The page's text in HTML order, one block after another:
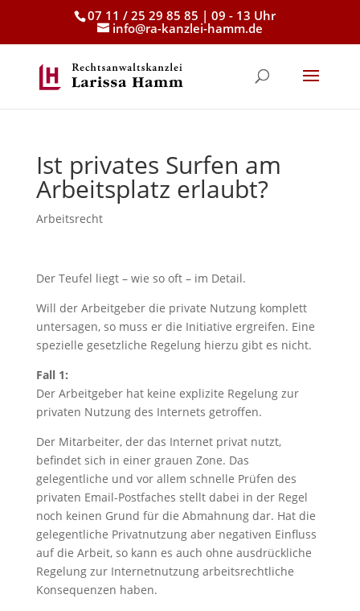
07 11 / 25 29 85 85 | 09 - 13 Uhr
info@ra-kanzlei-hamm.de
Ist privates Surfen am
Arbeitsplatz erlaubt?
Arbeitsrecht
Der Teufel liegt – wie so oft – im Detail.
Will der Arbeitgeber die private Nutzung komplett
untersagen, so muss er die Initiative ergreifen. Eine
spezielle gesetzliche Regelung hierzu gibt es nicht.
Fall 1:
Der Arbeitgeber hat keine explizite Regelung zur
privaten Nutzung des Internets getroffen.
Der Mitarbeiter, der das Internet privat nutzt,
befindet sich in einer grauen Zone. Das
gelegentliche und vor allem schnelle Prüfen des
privaten Email-Postfaches stellt dabei in der Regel
noch keinen Grund für die Abmahnung dar. Hat die
gelegentliche Privatnutzung aber negativen Einfluss
auf die Arbeit, so kann es auch ohne ausdrückliche
Regelung zur Internetnutzung arbeitsrechtliche
Konsequenzen haben.